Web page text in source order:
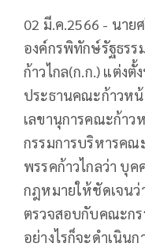
02 มี.ค.2566 - นาย
องค์กรพิทักษ์รัฐธร
ก้าวไกล(ก.ก.) แต่งตั้
ประธานคณะก้าวห
เลขานุการคณะก้าว
กรรมการบริหารคณ
พรรคก้าวไกลว่า บุ
กฎหมายให้ชัดเจนว่
ตรวจสอบกับคณะกร
อย่างไรก็จะดำเนิน